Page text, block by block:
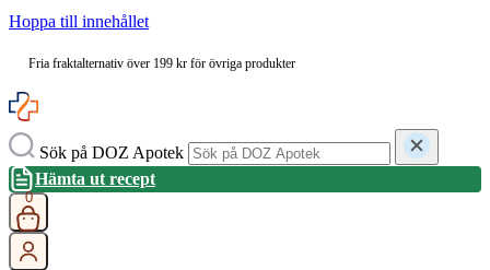
Hoppa till innehållet
Fria fraktalternativ över 199 kr för övriga produkter
Sök på DOZ Apotek
Hämta ut recept
0